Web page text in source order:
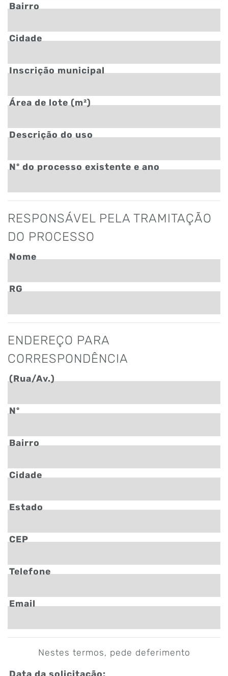
Bairro
Cidade
Inscrição municipal
Área de lote (m²)
Descrição do uso
Nº do processo existente e ano
RESPONSÁVEL PELA TRAMITAÇÃO
DO PROCESSO
Nome
RG
ENDEREÇO PARA
CORRESPONDÊNCIA
(Rua/Av.)
Nº
Bairro
Cidade
Estado
CEP
Telefone
Email
Nestes termos, pede deferimento
Data da solicitação: